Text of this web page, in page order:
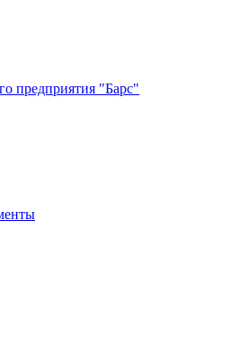
предприятия "Барс"